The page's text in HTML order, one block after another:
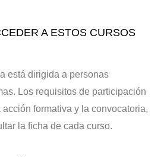
A ESTOS CURSOS
está dirigida a personas
Los requisitos de participación
formativa y la convocatoria,
la ficha de cada curso.